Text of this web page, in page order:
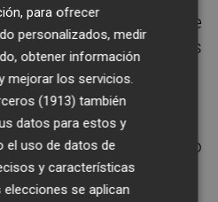
y silenciosos, de
efectos en los próximos
situación de trabajo
y se convierta en
Se trata del
y del analfabetismo
para ofrecer
personalizados, medir
obtener información
mejorar los servicios.
(1913) también
datos para estos y
el uso de datos de
y características
se aplican